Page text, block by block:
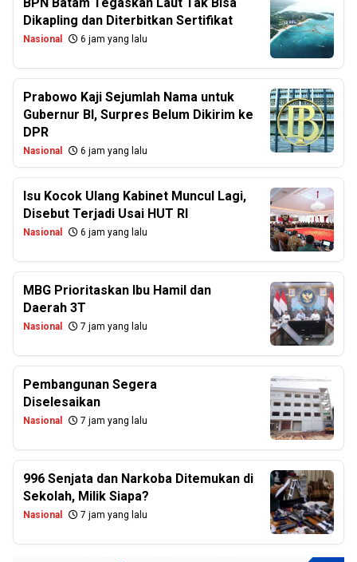
Dikapling dan Diterbitkan Sertifikat
Nasional 6 jam yang lalu
Prabowo Kaji Sejumlah Nama untuk
Gubernur BI, Surpres Belum Dikirim ke
DPR
Nasional 6 jam yang lalu
Isu Kocok Ulang Kabinet Muncul Lagi,
Disebut Terjadi Usai HUT RI
Nasional 6 jam yang lalu
MBG Prioritaskan Ibu Hamil dan
Daerah 3T
Nasional 7 jam yang lalu
Pembangunan Segera
Diselesaikan
Nasional 7 jam yang lalu
996 Senjata dan Narkoba Ditemukan di
Sekolah, Milik Siapa?
Nasional 7 jam yang lalu